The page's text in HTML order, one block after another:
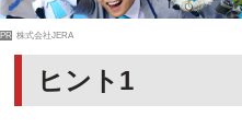
PR 株式会社JERA
ヒント1